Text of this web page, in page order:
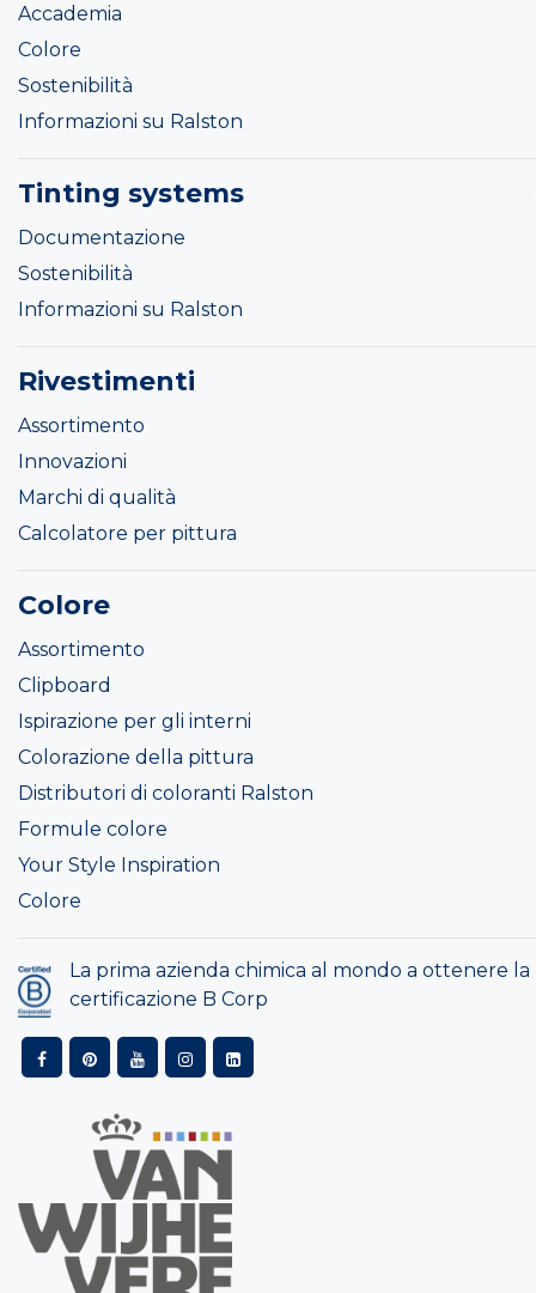
Accademia
Colore
Sostenibilità
Informazioni su Ralston
Tinting systems
Documentazione
Sostenibilità
Informazioni su Ralston
Rivestimenti
Assortimento
Innovazioni
Marchi di qualità
Calcolatore per pittura
Colore
Assortimento
Clipboard
Ispirazione per gli interni
Colorazione della pittura
Distributori di coloranti Ralston
Formule colore
Your Style Inspiration
Colore
La prima azienda chimica al mondo a ottenere la
certificazione B Corp